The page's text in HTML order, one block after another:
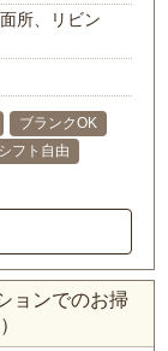
所、リビン
ブランクOK
シフト自由
ョンでのお掃